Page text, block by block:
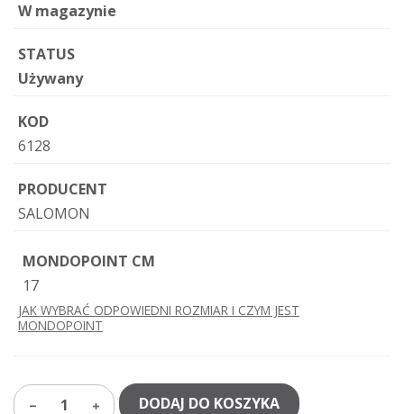
W magazynie
STATUS
Używany
KOD
6128
PRODUCENT
SALOMON
MONDOPOINT CM
17
JAK WYBRAĆ ODPOWIEDNI ROZMIAR I CZYM JEST
MONDOPOINT
1 DODAJ DO KOSZYKA